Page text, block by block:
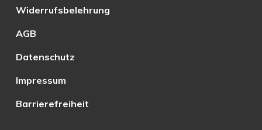
Widerrufsbelehrung
AGB
Datenschutz
Impressum
Barrierefreiheit